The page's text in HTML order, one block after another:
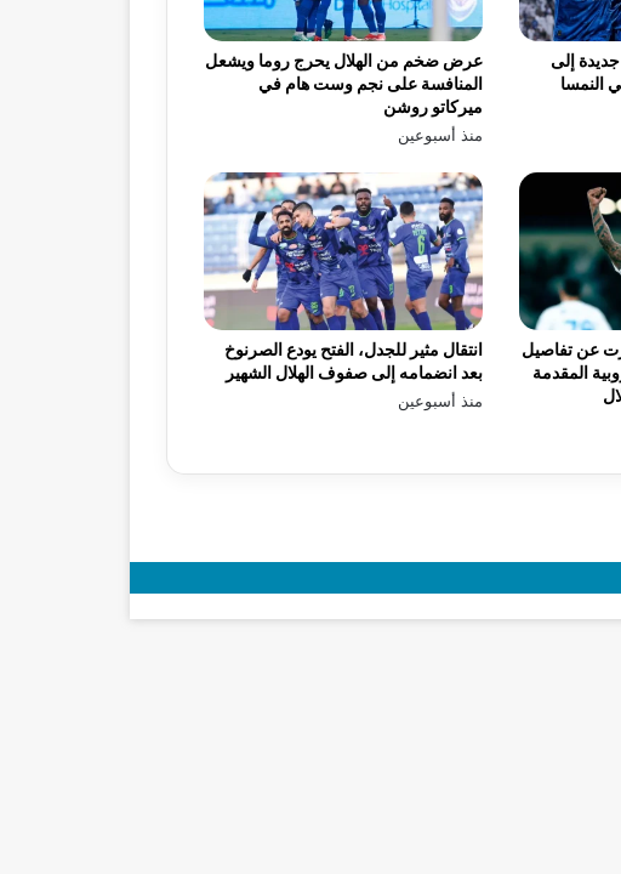
عرض ضخم من الهلال يحرج روما ويشعل
المنافسة على نجم وست هام في
ميركاتو روشن
منذ أسبوعين
إلى
النمسا
انتقال مثير للجدل، الفتح يودع الصرنوخ
بعد انضمامه إلى صفوف الهلال الشهير
منذ أسبوعين
عن تفاصيل
المقدمة